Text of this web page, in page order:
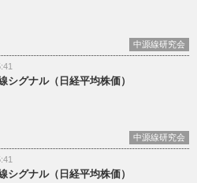
中源線研究会
中源線研究会
シグナル（日経平均株価）
シグナル（日経平均株価）